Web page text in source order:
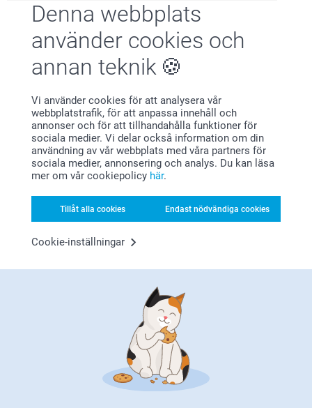
Denna webbplats
använder cookies och
annan teknik
Vi använder cookies för att analysera vår
webbplatstrafik, för att anpassa innehåll och
annonser och för att tillhandahålla funktioner för
sociala medier. Vi delar också information om din
användning av vår webbplats med våra partners för
sociala medier, annonsering och analys. Du kan läsa
mer om vår cookiepolicy här.
Tillåt alla cookies Endast nödvändiga cookies
Cookie-inställningar
(1 omdömen)
(18 omdömen)
Skärbräda i trä
Från 289,00
(19 omdömen)
Skärbräda i glas
439,00
Varförsmartphoto?
Nöjd kundgaranti